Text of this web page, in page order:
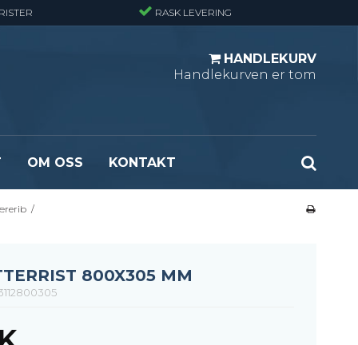
RASK LEVERING
HANDLEKURV
Handlekurven er tom
Standard
Stormasket
OM OSS KONTAKT
/
800X305 MM